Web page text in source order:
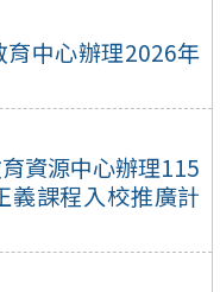
中心辦理2026年
資源中心辦理115
義課程入校推廣計